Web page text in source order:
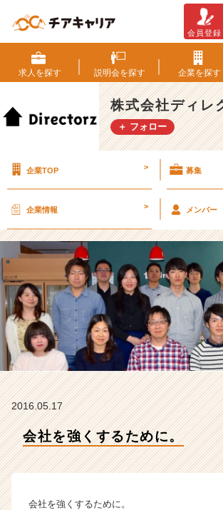
社
を
強
く
す
る
【株
社
ィ
レ
ク
ズ
の
タ
イ
ン】
ベ
チ
会員登録
求人を探す 説明会を探す 企業を探す
株式会社ディレ
＋ フォロー
企業TOP > 募集
企業情報 > メンバー
2016.05.17
会社を強くするために。
会社を強くするために。